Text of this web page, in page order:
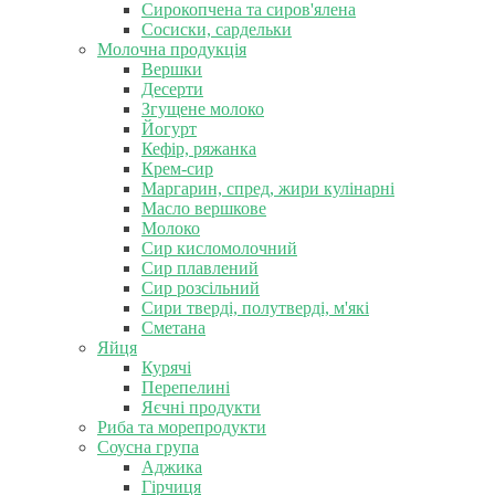
Сирокопчена та сиров'ялена
Сосиски, сардельки
Молочна продукція
Вершки
Десерти
Згущене молоко
Йогурт
Кефір, ряжанка
Крем-сир
Маргарин, спред, жири кулінарні
Масло вершкове
Молоко
Сир кисломолочний
Сир плавлений
Сир розсільний
Сири тверді, полутверді, м'які
Сметана
Яйця
Курячі
Перепелині
Яєчні продукти
Риба та морепродукти
Соусна група
Аджика
Гірчиця